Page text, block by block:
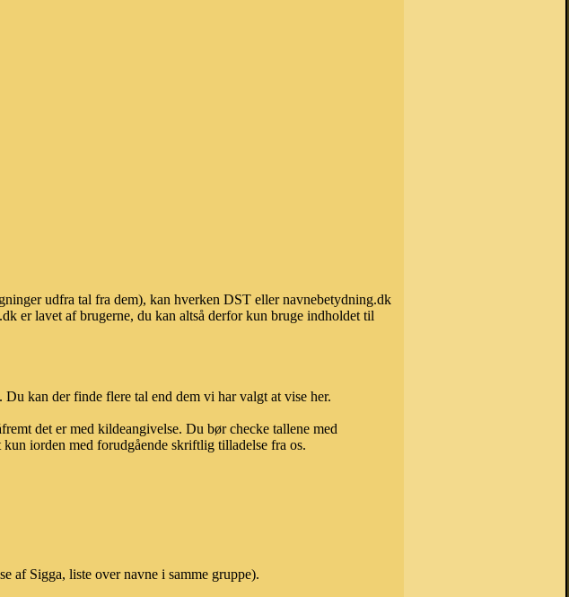
udfra tal fra dem), kan hverken DST eller navnebetydning.dk
er lavet af brugerne, du kan altså derfor kun bruge indholdet til
kan der finde flere tal end dem vi har valgt at vise her.
det er med kildeangivelse. Du bør checke tallene med
iorden med forudgående skriftlig tilladelse fra os.
af Sigga, liste over navne i samme gruppe).